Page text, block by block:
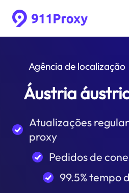
Agência de localização
Áustria
Atualizações
proxy
Pedidos de
99.5% tempo